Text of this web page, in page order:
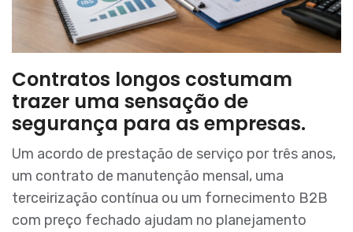
Contratos longos costumam
trazer uma sensação de
segurança para as empresas.
Um acordo de prestação de serviço por três anos,
um contrato de manutenção mensal, uma
terceirização contínua ou um fornecimento B2B
com preço fechado ajudam no planejamento